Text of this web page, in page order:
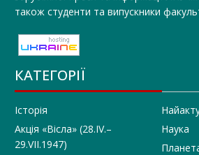
також студенти та випускники
КАТЕГОРІЇ
Історія
Акція «Вісла» (28.IV.–
29.VII.1947)
Наука